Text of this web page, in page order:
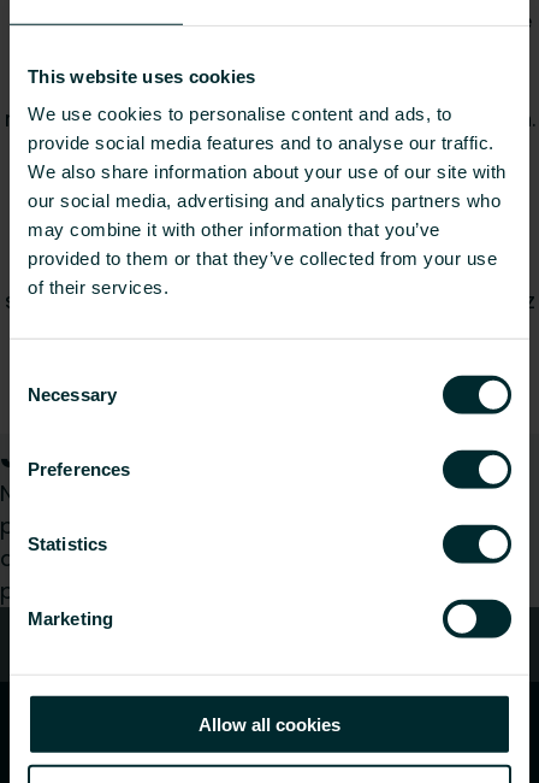
This website uses cookies
We use cookies to personalise content and ads, to
provide social media features and to analyse our traffic.
We also share information about your use of our site with
our social media, advertising and analytics partners who
may combine it with other information that you’ve
provided to them or that they’ve collected from your use
of their services.
Selection
Necessary
Preferences
Statistics
Marketing
Allow all cookies
logotypu, uprzejmie prosimy o upewnienie się, że
rozwiązań. Pomoże to w tworzeniu spójności i
rozpoznawalności marki na różnych platformach.
Z wielką starannością tworzymy grafiki naszych
produktów, aby zapewnić, że są one dobrym
odzwierciedleniem zarówno produktu, jak i jego
zastosowań. Grafiki znajdujące się na tej stronie
są zatwierdzone do użytku zewnętrznego. Możesz
skorzystać z filtra wyszukiwania, aby szybciej
Jak możemy Ci pomóc?
Niezależnie od tego, czy jesteś architektem,
projektantem, instalatorem, pracownikiem
dystrybucji, czy użytkownikiem końcowym z
przyjemnością zajmiemy się Twoim zapytaniem.